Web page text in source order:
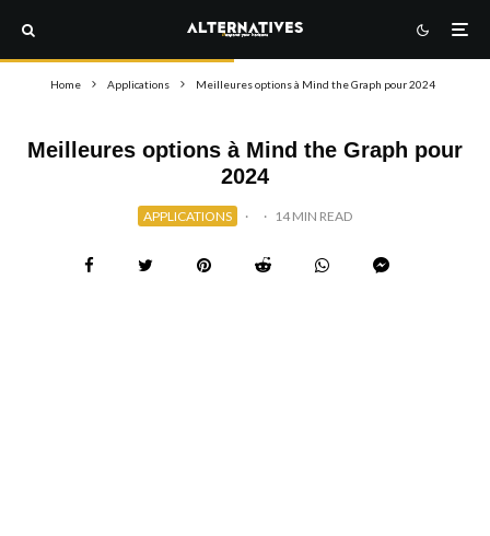
Home Applications Meilleures options à Mind the Graph pour 2024
Meilleures options à Mind the Graph pour
2024
APPLICATIONS · · 14 MIN READ